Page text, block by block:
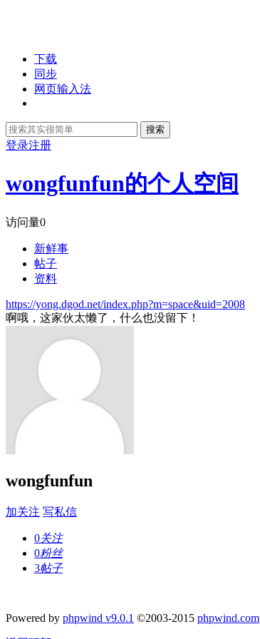
下载
同步
网页输入法
搜索
登录注册
wongfunfun的个人空间
访问量0
新鲜事
帖子
资料
https://yong.dgod.net/index.php?m=space&uid=2008
啊哦，这家伙太懒了，什么也没留下！
wongfunfun
加关注 写私信
0关注
0粉丝
3帖子
Powered by phpwind v9.0.1 ©2003-2015 phpwind.com